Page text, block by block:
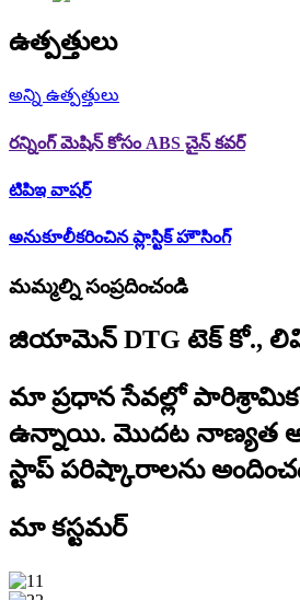
ఉత్పత్తులు
అన్ని ఉత్పత్తులు
రన్నింగ్ మెషిన్ కోసం ABS చైన్ కవర్
టిపిఇ వాషర్
అనుకూలీకరించిన ప్లాస్టిక్ హౌసింగ్
మమ్మల్ని సంప్రదించండి
జియామెన్ DTG టెక్ కో.,
మా ప్రధాన సేవల్లో
ఉన్నాయి. మొదట నాణ్యత అనే
స్టాప్ పరిష్కారాలను
మా కస్టమర్